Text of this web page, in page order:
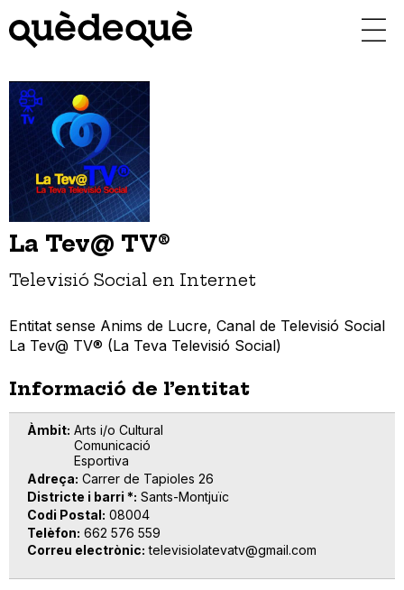
contingut
La Tev@ TV®
Televisió Social en Internet
Entitat sense Anims de Lucre, Canal de Televisió Social
La Tev@ TV® (La Teva Televisió Social)
Informació de l’entitat
Àmbit Arts i/o Cultural
Comunicació
Esportiva
Adreça Carrer de Tapioles 26
Districte i barri * Sants-Montjuïc
Codi Postal 08004
Telèfon 662 576 559
Correu electrònic televisiolatevatv@gmail.com